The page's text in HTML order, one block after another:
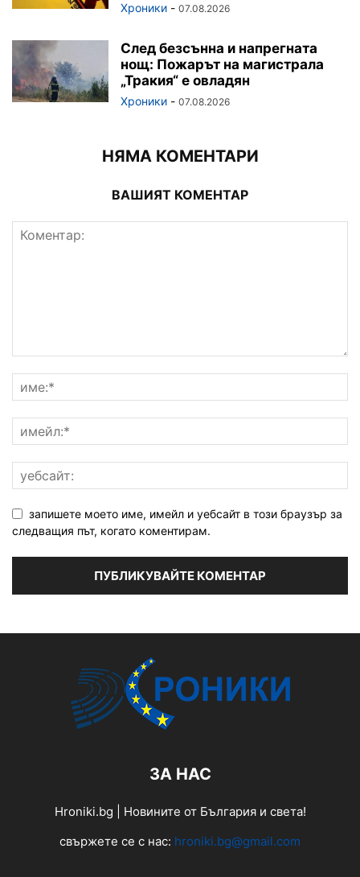
Хроники - 07.08.2026
След безсънна и напрегната
нощ: Пожарът на магистрала
„Тракия“ е овладян
Хроники - 07.08.2026
НЯМА КОМЕНТАРИ
ВАШИЯТ КОМЕНТАР
запишете моето име, имейл и уебсайт в този браузър за
следващия път, когато коментирам.
ЗА НАС
Hroniki.bg | Новините от България и света!
свържете се с нас: hroniki.bg@gmail.com